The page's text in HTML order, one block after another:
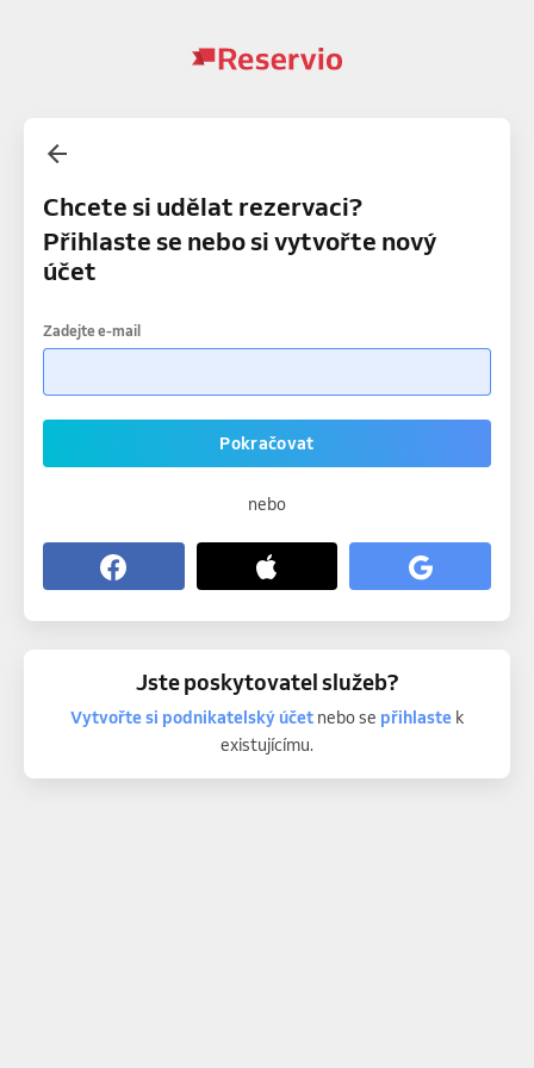
Chcete si udělat rezervaci?
Přihlaste se nebo si vytvořte nový
účet
Zadejte e-mail
Pokračovat
nebo
Jste poskytovatel služeb?
Vytvořte si podnikatelský účetnebo se přihlastek
existujícímu.